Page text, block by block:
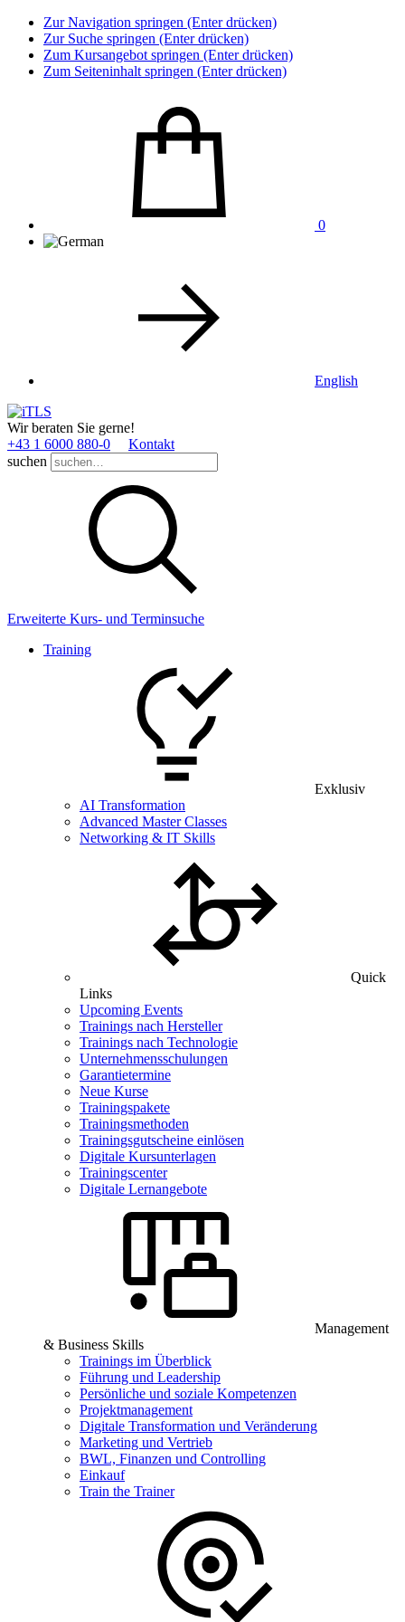
Zur Navigation springen (Enter drücken)
Zur Suche springen (Enter drücken)
Zum Kursangebot springen (Enter drücken)
Zum Seiteninhalt springen (Enter drücken)
0
English
Wir beraten Sie gerne!
+43 1 6000 880­-0
Kontakt
suchen
Erweiterte Kurs- und Terminsuche
Training
Exklusiv
AI Transformation
Advanced Master Classes
Networking & IT Skills
Quick
Links
Upcoming Events
Trainings nach Hersteller
Trainings nach Technologie
Unternehmensschulungen
Garantietermine
Neue Kurse
Trainingspakete
Trainingsmethoden
Trainingsgutscheine einlösen
Digitale Kursunterlagen
Trainingscenter
Digitale Lernangebote
Management
& Business Skills
Trainings im Überblick
Führung und Leadership
Persönliche und soziale Kompetenzen
Projektmanagement
Digitale Transformation und Veränderung
Marketing und Vertrieb
BWL, Finanzen und Controlling
Einkauf
Train the Trainer